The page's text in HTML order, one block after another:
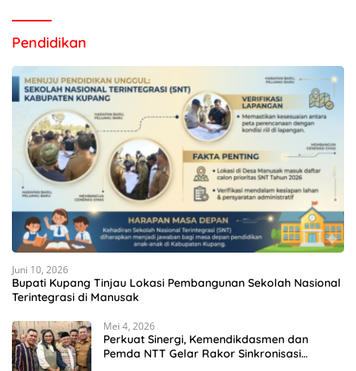
Pendidikan
Juni 10, 2026
Bupati Kupang Tinjau Lokasi Pembangunan Sekolah Nasional
Terintegrasi di Manusak
Mei 4, 2026
Perkuat Sinergi, Kemendikdasmen dan
Pemda NTT Gelar Rakor Sinkronisasi